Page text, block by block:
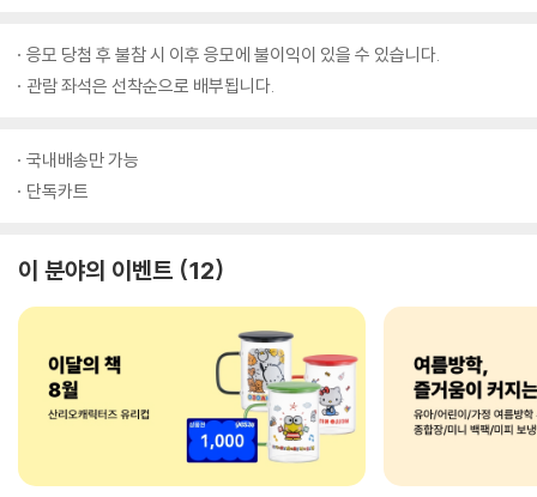
응모 당첨 후 불참 시 이후 응모에 불이익이 있을 수 있습니다.
관람 좌석은 선착순으로 배부됩니다.
국내배송만 가능
단독카트
이 분야의 이벤트 12